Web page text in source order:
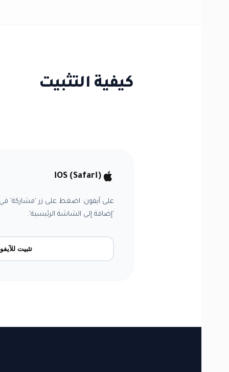
كيفية التثبيت
iOS (Safari)
على آيفون: اضغط على زر 'مشاركة'
'إضافة إلى الشاشة الرئيسية'.
تثبيت